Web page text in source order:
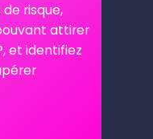
risque,
attirer
et identifiez
risque,
attirer
et identifiez